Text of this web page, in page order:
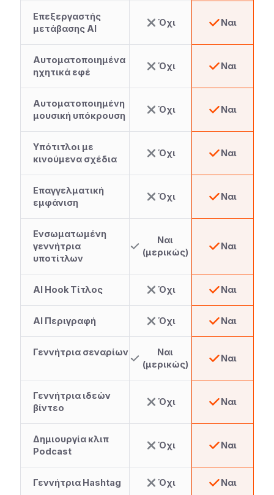
Επεξεργαστής
μετάβασης AI
Όχι Ναι
Αυτοματοποιημένα
ηχητικά εφέ
Όχι Ναι
Αυτοματοποιημένη
μουσική υπόκρουση
Όχι Ναι
Υπότιτλοι με
κινούμενα σχέδια
Όχι Ναι
Επαγγελματική
εμφάνιση
Όχι Ναι
Ενσωματωμένη
γεννήτρια
υποτίτλων
Ναι
(μερικώς)
Ναι
AI Hook Τίτλος Όχι Ναι
AI Περιγραφή Όχι Ναι
Γεννήτρια σεναρίων
Ναι
(μερικώς)
Ναι
Γεννήτρια ιδεών
βίντεο
Όχι Ναι
Δημιουργία κλιπ
Podcast
Όχι Ναι
Γεννήτρια Hashtag Όχι Ναι